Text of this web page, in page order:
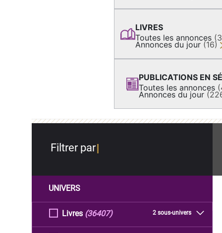
LIVRES
Toutes les annonces
Annonces du jour (16)
PUBLICATIONS EN
Toutes les annonces
Annonces du jour
Filtrer par
UNIVERS
Livres 2 sous-univers
(36407)